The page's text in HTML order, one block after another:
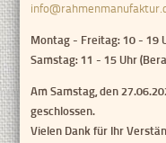
Montag - Freitag: 10 - 19
Samstag: 11 - 15 Uhr
Am Samstag, den
geschlossen.
Vielen Dank für Ihr